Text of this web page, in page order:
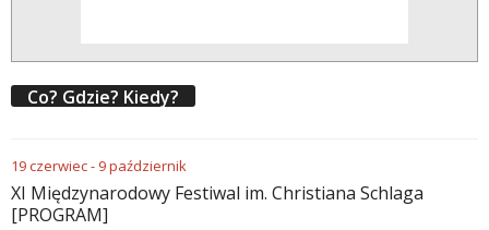
Co? Gdzie? Kiedy?
19czerwiec- 9październik
XI Międzynarodowy Festiwal im. Christiana Schlaga
[PROGRAM]